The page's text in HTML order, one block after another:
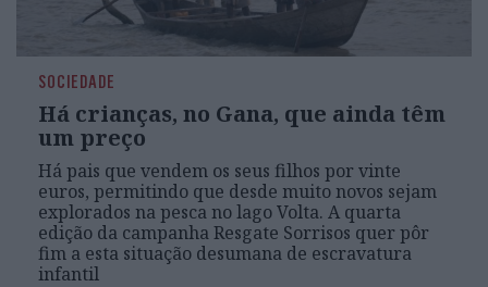
SOCIEDADE
Há crianças, no Gana, que ainda têm
um preço
Há pais que vendem os seus filhos por vinte
euros, permitindo que desde muito novos sejam
explorados na pesca no lago Volta. A quarta
edição da campanha Resgate Sorrisos quer pôr
fim a esta situação desumana de escravatura
infantil